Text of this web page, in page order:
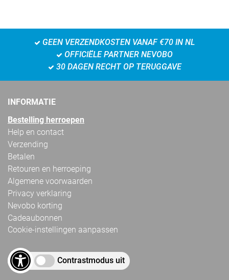
GEEN VERZENDKOSTEN VANAF €70 IN NL
OFFICIËLE PARTNER NEVOBO
30 DAGEN RECHT OP TERUGGAVE
INFORMATIE
Bestelling herroepen
Help en contact
Verzending
Betalen
Retouren en herroeping
Algemene voorwaarden
Privacy verklaring
Nevobo korting
Cadeaubonnen
Cookie-instellingen aanpassen
Contrastmodus uit